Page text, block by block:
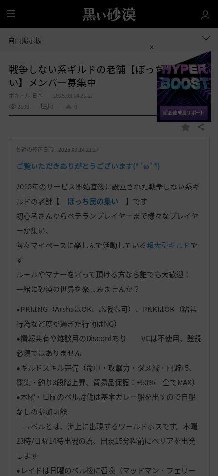
全
体
自由掲示板
戦争しない系ギルドの老舗【ぼっち民の集
い】メンバー募集中
ポキィル-日本
2025.09.14 21:27
2109
0 0
お 共有する
最近の修正日時 : 2025.09.14 21:27
ご覧いただきありがとうございます(*´ω`*)
2015年のサービス開始直後に設立された戦争しない系ギ
ルドの老舗【 ぼっち民の集い 】です
初心者さんからベテランプレイヤーまで様々なプレイヤ
ーが集い、
各々マイペースに楽しんで活動している超大型ギルドで
す
ルールやマナーを守って頂ける方なら誰でも大歓迎！
一緒に砂漠の世界を楽しみませんか？
●PKはNG（ArshaはOK、応戦も可）、PKKはOK（粘着
行為など度が過ぎた行動はNG）
●情報共有や雑談用のDiscordあり VCは不使用、登録
必須ではありません
●ギルドスキル完備（命中・攻撃力・ダメ減・回避+5、
採集・釣り3段階上昇、貿易品保護：+50% 全てMAX）
●木曜・日曜のベル討伐は基本ガレー船を出すので自船
なしの参加可能
→ベルとは、海上に出現するワールドボスです。木曜
23時/日曜14時出現の為、出現15分程前にベリアを出発
します
●レイドは日曜のベル後に召喚（マッドマン・フェリー